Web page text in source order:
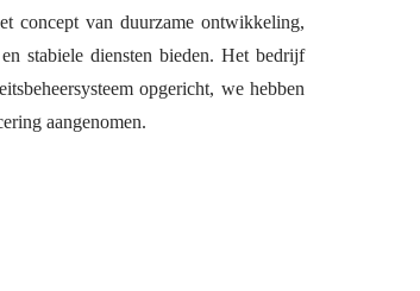
concept van duurzame ontwikkeling,
stabiele diensten bieden. Het bedrijf
opgericht, we hebben
aangenomen.